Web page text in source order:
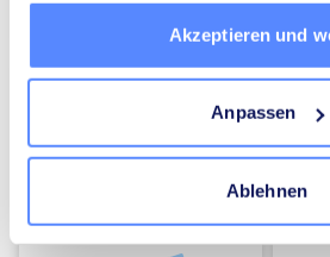
Akzeptieren und
Anpassen
Ablehnen
Elektriker